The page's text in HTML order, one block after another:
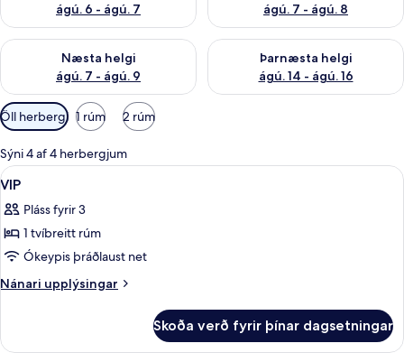
ágú. 6 - ágú. 7
ágú. 7 - ágú. 8
Næsta helgi
ágú. 7 - ágú. 9
Athuga framboð næstu helgi ágú. 7 - ágú. 9
Þarnæsta helgi
ágú. 14 - ágú. 16
Athuga framboð þarnæstu
Síur
í
boði
fyrir
herbergi
Öll herbergi 1 rúm 2 rúm
Sýni 4 af 4 herbergjum
Skoða
allar
myndir
fyrir
VIP
VIP | Skrifborð, myrkratjöld/-
6
VIP
Pláss fyrir 3
1 tvíbreitt rúm
Ókeypis þráðlaust net
Nánari upplýsingar
Nánari
Skoða verð fyrir þínar dagsetningar